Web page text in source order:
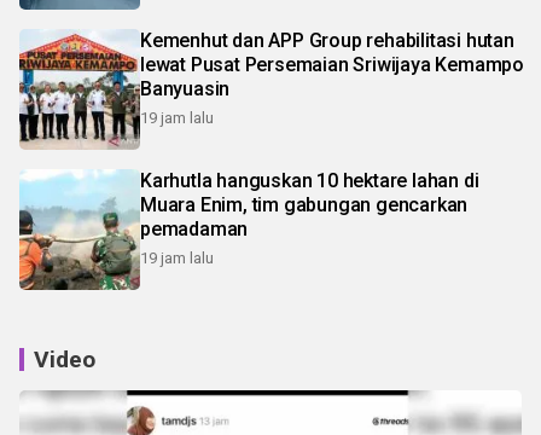
Kemenhut dan APP Group rehabilitasi hutan
lewat Pusat Persemaian Sriwijaya Kemampo
Banyuasin
19 jam lalu
Karhutla hanguskan 10 hektare lahan di
Muara Enim, tim gabungan gencarkan
pemadaman
19 jam lalu
Video